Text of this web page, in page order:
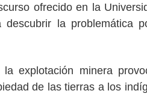
ofrecido en la
descubrir la problemática
explotación minera
de las tierras a los